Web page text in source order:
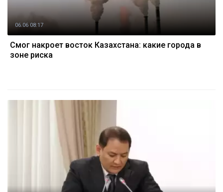
06.06 08:17
Смог накроет восток Казахстана: какие города в
зоне риска